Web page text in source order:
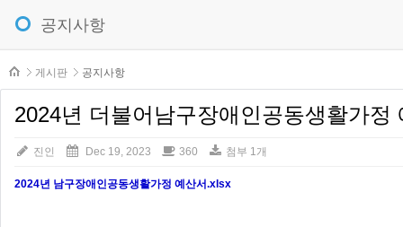
공지사항
본문시작
게시판
공지사항
2024년 더불어남구장애인공동생활가정
진인 Dec 19, 2023 360 첨부 1개
2024년 남구장애인공동생활가정 예산서.xlsx